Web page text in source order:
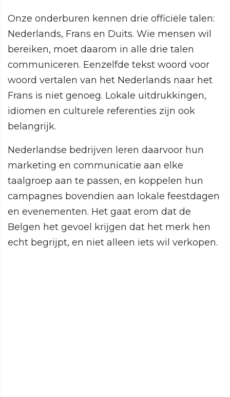
Onze onderburen kennen drie officiële talen:
Nederlands, Frans en Duits. Wie mensen wil
bereiken, moet daarom in alle drie talen
communiceren. Eenzelfde tekst woord voor
woord vertalen van het Nederlands naar het
Frans is niet genoeg. Lokale uitdrukkingen,
idiomen en culturele referenties zijn ook
belangrijk.
Nederlandse bedrijven leren daarvoor hun
marketing en communicatie aan elke
taalgroep aan te passen, en koppelen hun
campagnes bovendien aan lokale feestdagen
en evenementen. Het gaat erom dat de
Belgen het gevoel krijgen dat het merk hen
echt begrijpt, en niet alleen iets wil verkopen.